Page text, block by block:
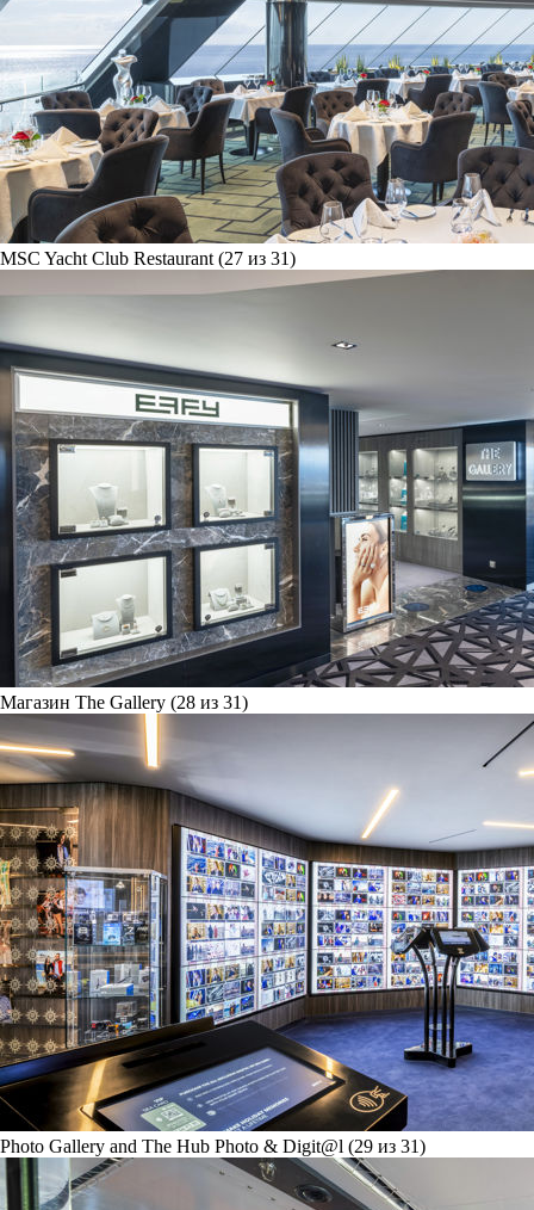
MSC Yacht Club Restaurant (27 из 31)
Магазин The Gallery (28 из 31)
Photo Gallery and The Hub Photo & Digit@l (29 из 31)